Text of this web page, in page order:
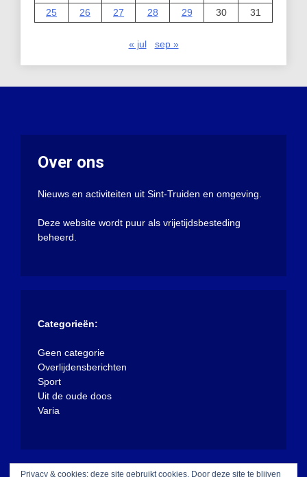
25
26 27 28 29 30 31
« jul sep »
Over ons
Nieuws en activiteiten uit Sint-Truiden en omgeving.
Deze website wordt puur als vrijetijdsbesteding
beheerd.
Categorieën:
Geen categorie
Overlijdensberichten
Sport
Uit de oude doos
Varia
Privacy & cookies: deze site gebruikt cookies. Door deze site te blijven